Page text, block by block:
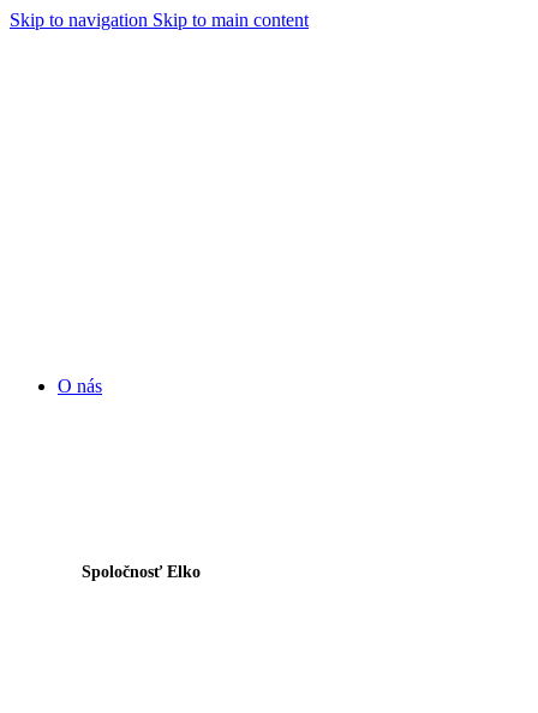
Skip to navigation Skip to main content
O nás
Spoločnosť Elko